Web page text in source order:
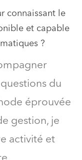
connaissant le
et capable
?
du
éprouvée
gestion, je
activité et